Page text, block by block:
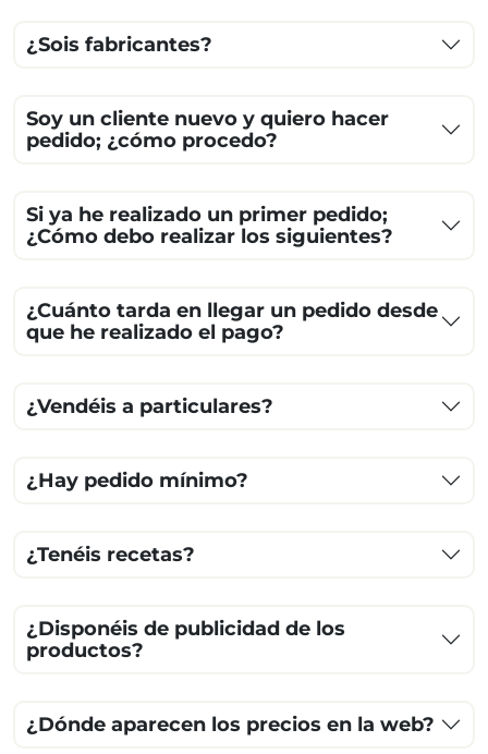
¿Sois fabricantes?
Soy un cliente nuevo y quiero hacer
pedido; ¿cómo procedo?
Si ya he realizado un primer pedido;
¿Cómo debo realizar los siguientes?
¿Cuánto tarda en llegar un pedido desde
que he realizado el pago?
¿Vendéis a particulares?
¿Hay pedido mínimo?
¿Tenéis recetas?
¿Disponéis de publicidad de los
productos?
¿Dónde aparecen los precios en la web?